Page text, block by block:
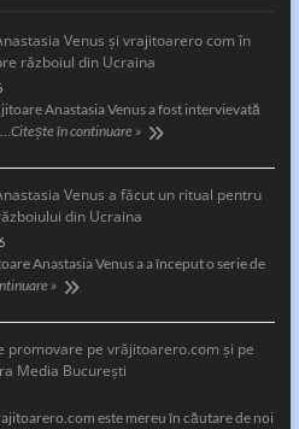
Venus și vrajitoarero com în
războiul din Ucraina
Anastasia Venus a fost intervievată
Citește în continuare »
Venus a făcut un ritual pentru
din Ucraina
Anastasia Venus a a început o serie de
»
promovare pe vrăjitoarero.com și pe
Media București
este mereu în căutare de noi